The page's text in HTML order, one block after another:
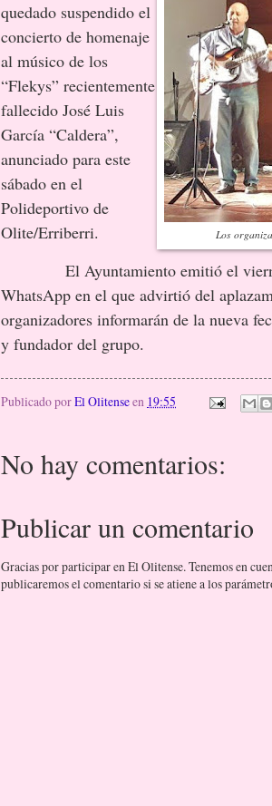
Los
quedado suspendido el
concierto de homenaje
al músico de los
“Flekys” recientemente
fallecido José Luis
García “Caldera”,
anunciado para este
sábado en el
Polideportivo de
Olite/Erriberri.
El Ayuntamiento emitió el
WhatsApp en el que advirtió del
organizadores informarán de la nueva
y fundador del grupo.
Publicado porEl Olitenseen 19:55
No hay comentarios:
Publicar un comentario
Gracias por participar en El Olitense. Tenemos en
publicaremos el comentario si se atiene a los